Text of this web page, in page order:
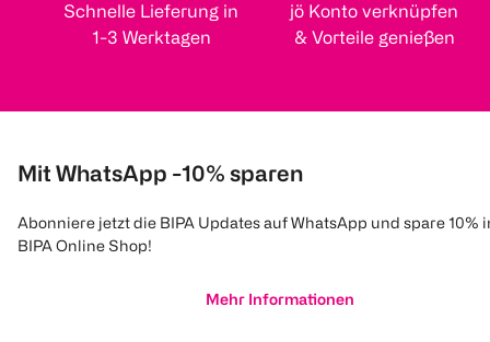
Schnelle Lieferung in
1-3 Werktagen
jö Konto verknüpfen
& Vorteile genießen
Mit WhatsApp -10% sparen
Abonniere jetzt die BIPA Updates auf WhatsApp und spare 10%
BIPA Online Shop!
Mehr Informationen